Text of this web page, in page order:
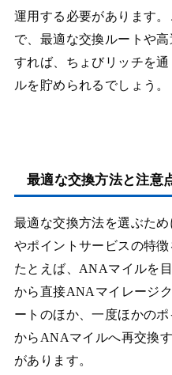
運用する必要があります
で、最適な交換ルートや
すれば、ちょびリッチを
ルを貯められるでしょう。
最適な交換方法と注意
最適な交換方法を選ぶた
やポイントサービスの特徴
たとえば、ANAマイルを
から直接ANAマイレージ
ートのほか、一度ほかの
からANAマイルへ再交換
があります。